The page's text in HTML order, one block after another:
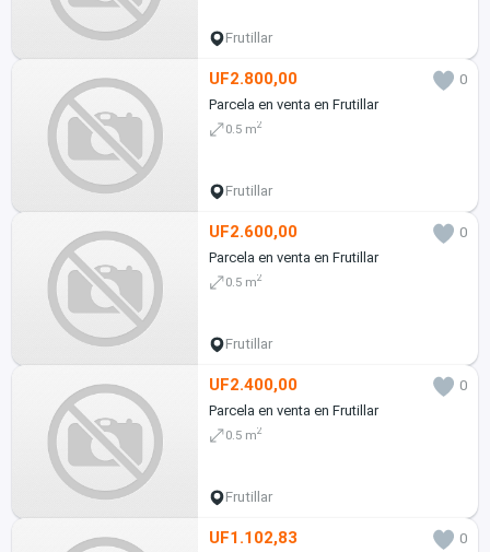
Frutillar
UF2.800,00
0
Parcela en venta en Frutillar
0.5 m2
Frutillar
UF2.600,00
0
Parcela en venta en Frutillar
0.5 m2
Frutillar
UF2.400,00
0
Parcela en venta en Frutillar
0.5 m2
Frutillar
UF1.102,83
0